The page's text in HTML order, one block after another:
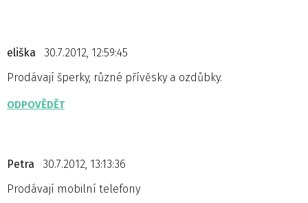
eliška
30.7.2012, 12:59:45
Prodávají šperky, různé přívěsky a ozdůbky.
ODPOVĚDĚT
Petra
30.7.2012, 13:13:36
Prodávají mobilní telefony